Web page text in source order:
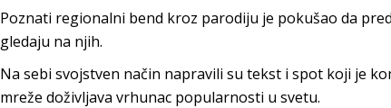
Poznati regionalni bend kroz parodiju je pokušao da
gledaju na njih.
Na sebi svojstven način napravili su tekst i spot koji je
mreže doživljava vrhunac popularnosti u svetu.